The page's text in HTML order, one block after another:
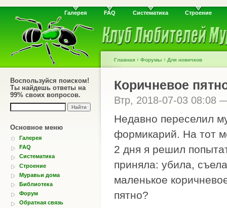
Галерея FAQ Систематика Строение
Воспользуйся поиском!
Ты найдешь ответы на
99% своих вопросов.
Основное меню
Галерея
FAQ
Систематика
Строение
Муравьи дома
Библиотека
Форум
Обратная связь
Главная › Форумы › Для новичков
Коричневое
Втр, 2018-07-03 08:08
Недавно переселил
формикарий. На тот
2 дня я решил
приняла: убила,
маленькое
пятно?